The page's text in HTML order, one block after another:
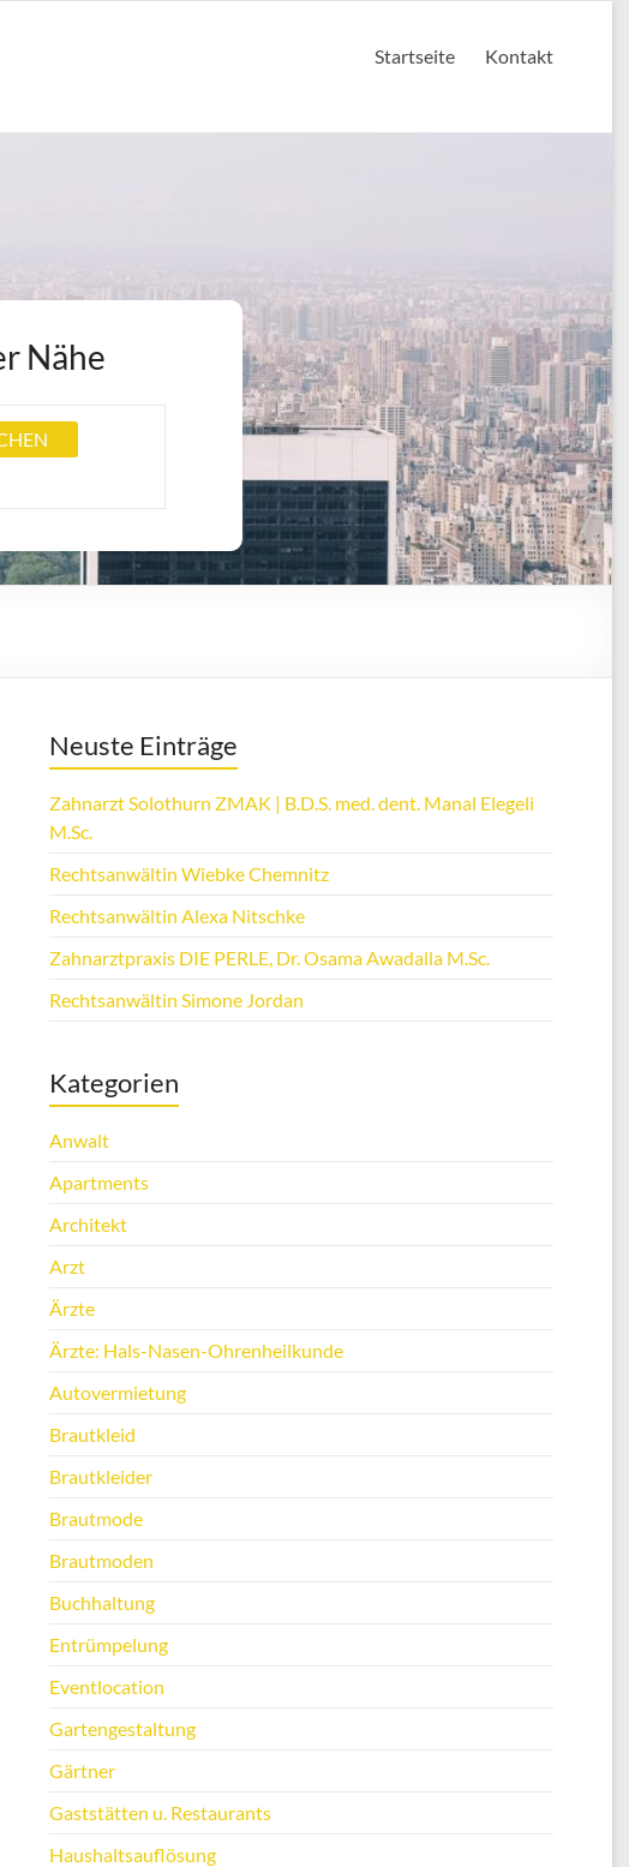
Startseite Kontakt
Nähe
Neuste Einträge
Zahnarzt Solothurn ZMAK | B.D.S. med. dent. Manal Elegeli
M.Sc.
Rechtsanwältin Wiebke Chemnitz
Rechtsanwältin Alexa Nitschke
Zahnarztpraxis DIE PERLE, Dr. Osama Awadalla M.Sc.
Rechtsanwältin Simone Jordan
Kategorien
Anwalt
Apartments
Architekt
Arzt
Ärzte
Ärzte: Hals-Nasen-Ohrenheilkunde
Autovermietung
Brautkleid
Brautkleider
Brautmode
Brautmoden
Buchhaltung
Entrümpelung
Eventlocation
Gartengestaltung
Gärtner
Gaststätten u. Restaurants
Haushaltsauflösung